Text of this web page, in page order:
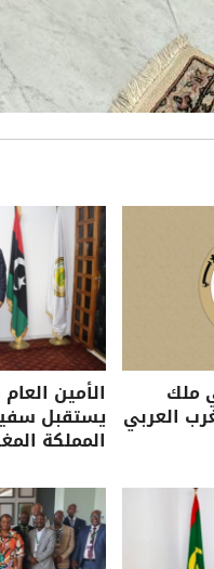
ملك
العربي
الأمين
يستقبل
المملكة